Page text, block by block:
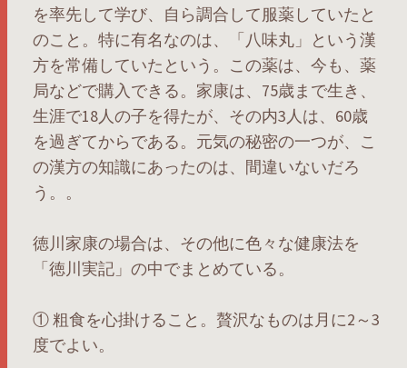
を率先して学び、自ら調合して服薬していたと
のこと。特に有名なのは、「八味丸」という漢
方を常備していたという。この薬は、今も、薬
局などで購入できる。家康は、75歳まで生き、
生涯で18人の子を得たが、その内3人は、60歳
を過ぎてからである。元気の秘密の一つが、こ
の漢方の知識にあったのは、間違いないだろ
う。。
徳川家康の場合は、その他に色々な健康法を
「徳川実記」の中でまとめている。
① 粗食を心掛けること。贅沢なものは月に2～3
度でよい。